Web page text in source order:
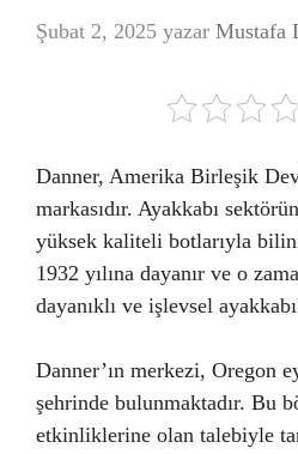
Şubat 2, 2025 yazar Mustafa
Danner, Amerika Birleşik
markasıdır. Ayakkabı
yüksek kaliteli botlarıyla
1932 yılına dayanır ve o
dayanıklı ve işlevsel
Danner’ın merkezi, Oregon
şehrinde bulunmaktadır. Bu
etkinliklerine olan talebiyle